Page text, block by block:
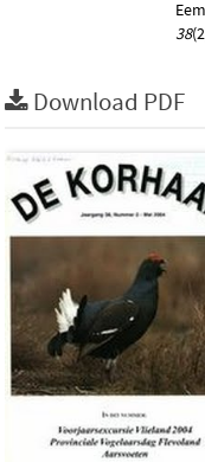
38
Download PDF